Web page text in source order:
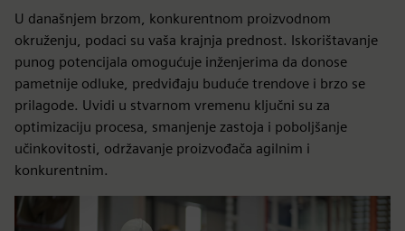
U današnjem brzom, konkurentnom proizvodnom
okruženju, podaci su vaša krajnja prednost. Iskorištavanje
punog potencijala omogućuje inženjerima da donose
pametnije odluke, predviđaju buduće trendove i brzo se
prilagode. Uvidi u stvarnom vremenu ključni su za
optimizaciju procesa, smanjenje zastoja i poboljšanje
učinkovitosti, održavanje proizvođača agilnim i
konkurentnim.